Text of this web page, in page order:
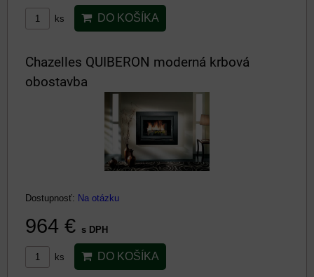
ks DO KOŠÍKA
Chazelles QUIBERON moderná krbová
obostavba
Dostupnosť: Na otázku
964 € s DPH
ks DO KOŠÍKA